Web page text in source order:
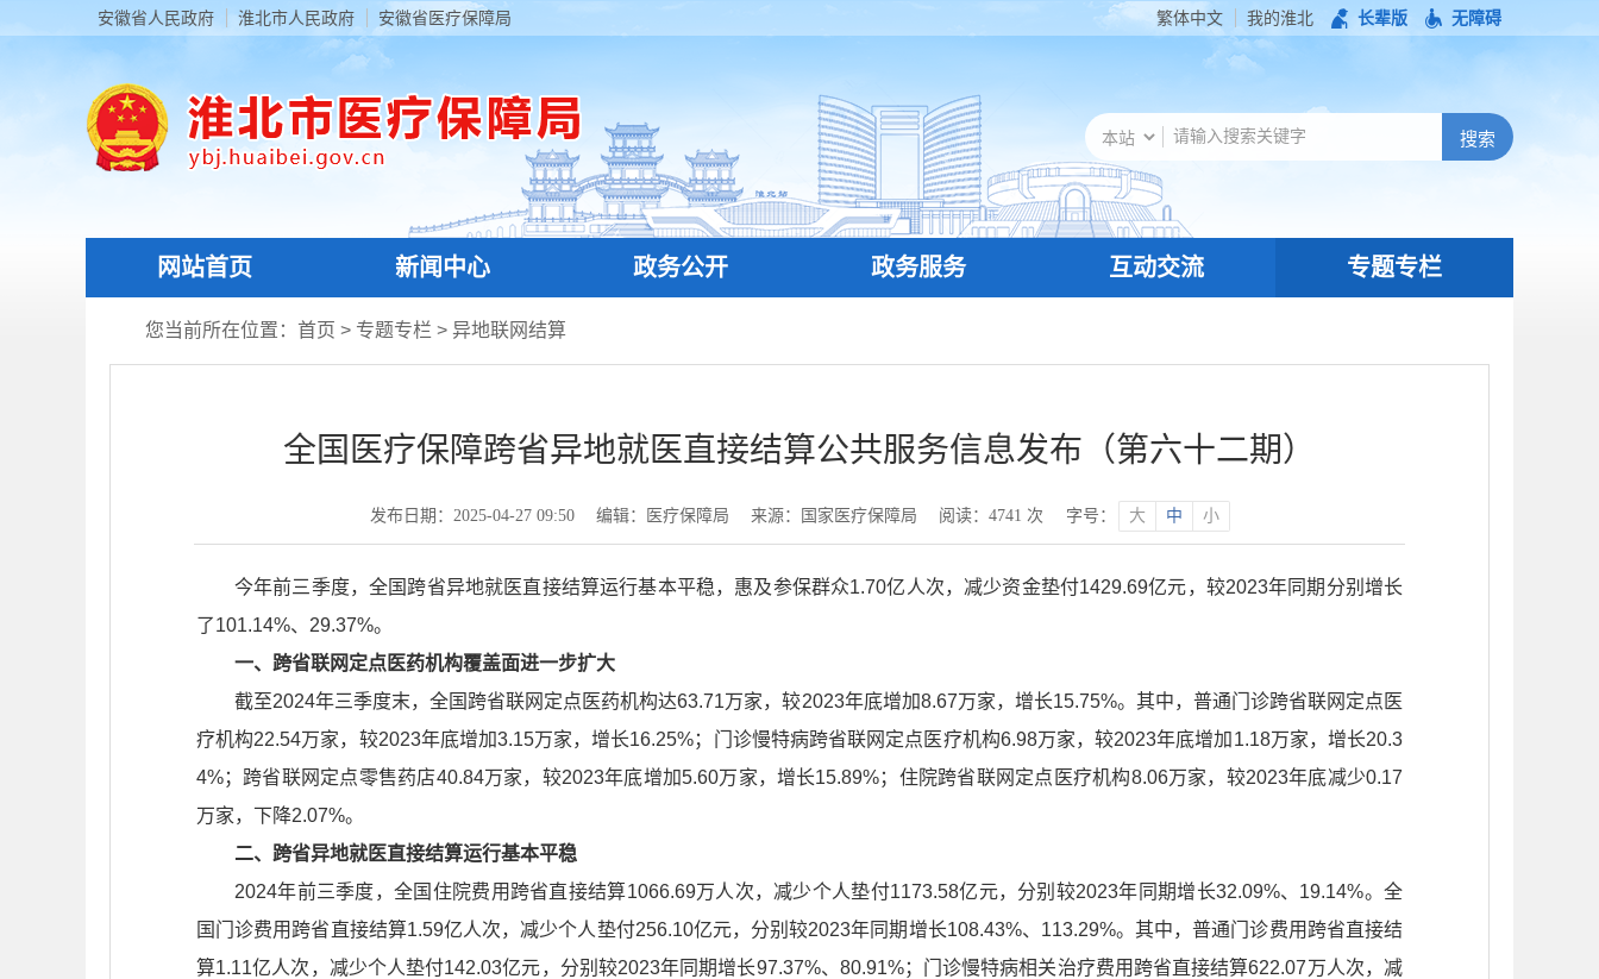
安徽省人民政府 淮北市人民政府 安徽省医疗保障局 繁体中文 我的淮北 长辈版 无障碍
网站首页 新闻中心 政务公开 政务服务 互动交流 专题专栏
您当前所在位置： 首页 > 专题专栏 > 异地联网结算
全国医疗保障跨省异地就医直接结算公共服务信息发布（第六十二期）
发布日期：2025-04-27 09:50 编辑：医疗保障局 来源：国家医疗保障局 阅读： 4741 次 字号： 大 中 小
今年前三季度，全国跨省异地就医直接结算运行基本平稳，惠及参保群众1.70亿人次，减少资金垫付1429.69亿元，较2023年同期分别增长
了101.14%、29.37%。
一、跨省联网定点医药机构覆盖面进一步扩大
截至2024年三季度末，全国跨省联网定点医药机构达63.71万家，较2023年底增加8.67万家，增长15.75%。其中，普通门诊跨省联网定点医
疗机构22.54万家，较2023年底增加3.15万家，增长16.25%；门诊慢特病跨省联网定点医疗机构6.98万家，较2023年底增加1.18万家，增长20.3
4%；跨省联网定点零售药店40.84万家，较2023年底增加5.60万家，增长15.89%；住院跨省联网定点医疗机构8.06万家，较2023年底减少0.17
万家，下降2.07%。
二、跨省异地就医直接结算运行基本平稳
2024年前三季度，全国住院费用跨省直接结算1066.69万人次，减少个人垫付1173.58亿元，分别较2023年同期增长32.09%、19.14%。全
国门诊费用跨省直接结算1.59亿人次，减少个人垫付256.10亿元，分别较2023年同期增长108.43%、113.29%。其中，普通门诊费用跨省直接结
算1.11亿人次，减少个人垫付142.03亿元，分别较2023年同期增长97.37%、80.91%；门诊慢特病相关治疗费用跨省直接结算622.07万人次，减